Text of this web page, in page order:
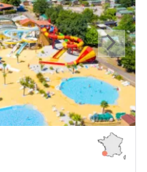
Next